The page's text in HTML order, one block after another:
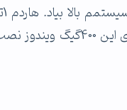
نصب کنم وا روی اون بوت کنم وسیستمم بالا بیاد. هاردم 1ترا
هستش 400گیگش خالیه میشه روی این 400گیگ ویندوز نصب